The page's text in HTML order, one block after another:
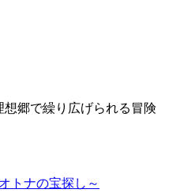
郷で繰り広げられる冒険